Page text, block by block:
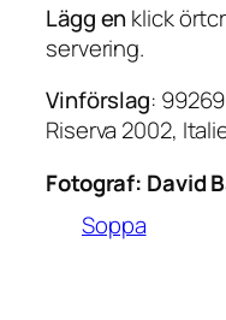
Lägg en klick
servering.
Vinförslag:
Riserva 2002,
Fotograf: David
Soppa